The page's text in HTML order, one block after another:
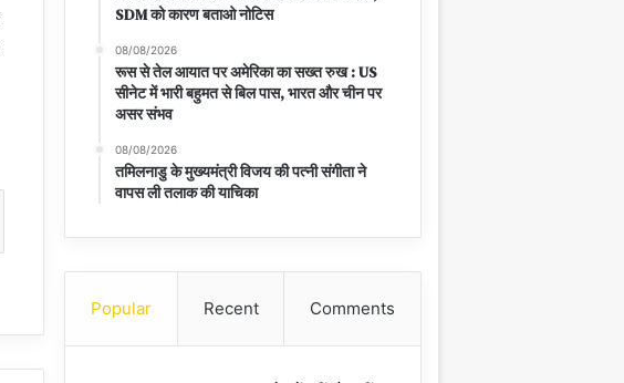
SDM को कारण बताओ नोटिस
08/08/2026
रूस से तेल आयात पर अमेरिका का सख्त रुख : US
सीनेट में भारी बहुमत से बिल पास, भारत और चीन पर
असर संभव
08/08/2026
तमिलनाडु के मुख्यमंत्री विजय की पत्नी संगीता ने
वापस ली तलाक की याचिका
Popular Recent Comments